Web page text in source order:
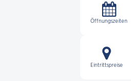
Öffnungszeiten
Eintrittspreise